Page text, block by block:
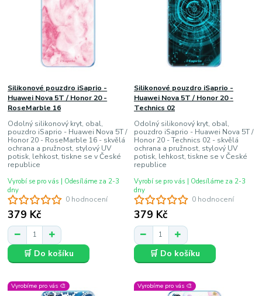
0 hodnocení
Silikonové pouzdro iSaprio -
Huawei Nova 5T / Honor 20 -
RoseMarble 16
Odolný silikonový kryt, obal,
pouzdro iSaprio - Huawei Nova 5T /
Honor 20 - RoseMarble 16 - skvělá
ochrana a pružnost, stylový UV
potisk, lehkost, tiskne se v České
republice
379 Kč
Vyrobí se pro vás | Odesíláme za 2-3
dny
🛒 Do košíku
0 hodnocení
Silikonové pouzdro iSaprio -
Huawei Nova 5T / Honor 20 -
Technics 02
Odolný silikonový kryt, obal,
pouzdro iSaprio - Huawei Nova 5T /
Honor 20 - Technics 02 - skvělá
ochrana a pružnost, stylový UV
potisk, lehkost, tiskne se v České
republice
379 Kč
Vyrobí se pro vás | Odesíláme za 2-3
dny
🛒 Do košíku
Vyrobíme pro vás 🎨 Vyrobíme pro vás 🎨